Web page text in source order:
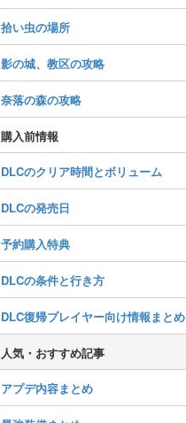
拾い虫の場所
影の城、教区の攻略
奈落の森の攻略
購入前情報
DLCのクリア時間とボリューム
DLCの発売日
予約購入特典
DLCの条件と行き方
DLC復帰プレイヤー向け情報まとめ
人気・おすすめ記事
アプデ内容まとめ